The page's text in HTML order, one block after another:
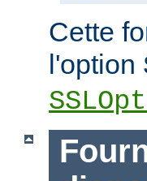
Cette
l'option